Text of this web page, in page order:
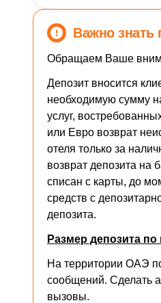
Важно знать
Обращаем Ваше
Депозит вносится
необходимую сумму
услуг,
или Евро возврат
отеля только за
возврат депозита на
списан с карты, до
средств с
депозита.
Размер депозита
На территории ОАЭ
сообщений. Сделать
вызовы.